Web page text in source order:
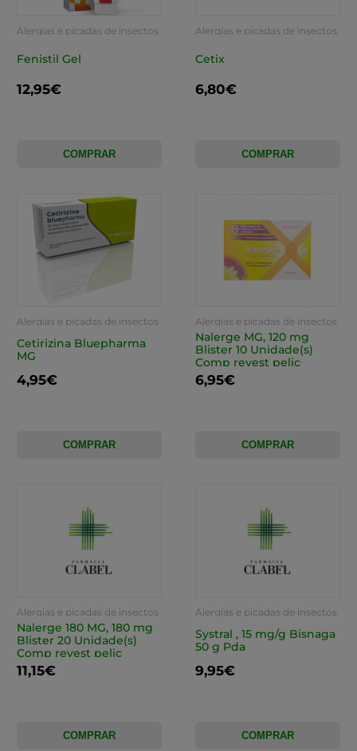
Alergias e picadas de insectos
Fenistil Gel
12,95€
COMPRAR
Alergias e picadas de insectos
Cetix
6,80€
COMPRAR
Alergias e picadas de insectos
Cetirizina Bluepharma
MG
4,95€
COMPRAR
Alergias e picadas de insectos
Nalerge MG, 120 mg
Blister 10 Unidade(s)
Comp revest pelic
6,95€
COMPRAR
Alergias e picadas de insectos
Nalerge 180 MG, 180 mg
Blister 20 Unidade(s)
Comp revest pelic
11,15€
COMPRAR
Alergias e picadas de insectos
Systral , 15 mg/g Bisnaga
50 g Pda
9,95€
COMPRAR